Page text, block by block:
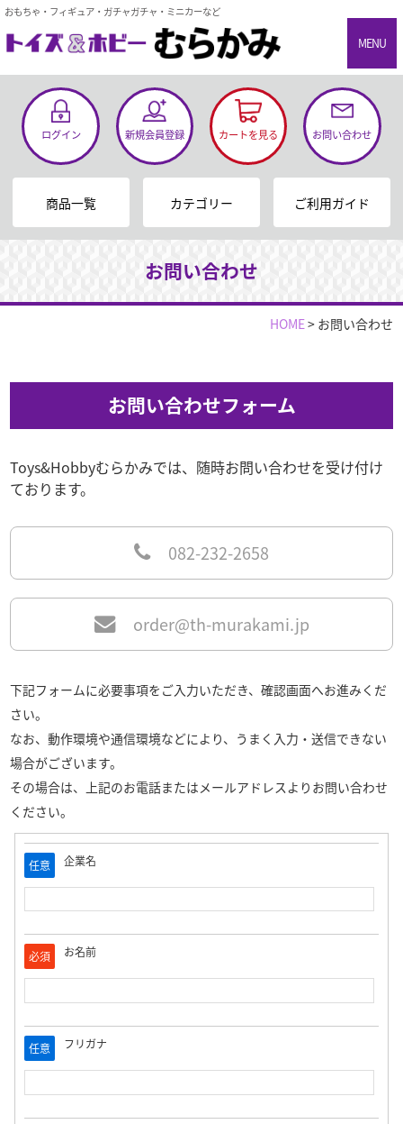
おもちゃ・フィギュア・ガチャガチャ・ミニカーなど
MENU
ログイン 新規会員登録 カートを見る お問い合わせ
商品一覧 カテゴリー ご利用ガイド
お問い合わせ
HOME> お問い合わせ
お問い合わせフォーム
Toys&Hobbyむらかみでは、随時お問い合わせを受け付け
ております。
082-232-2658
order@th-murakami.jp
下記フォームに必要事項をご入力いただき、確認画面へお進みくだ
さい。
なお、動作環境や通信環境などにより、うまく入力・送信できない
場合がございます。
その場合は、上記のお電話またはメールアドレスよりお問い合わせ
ください。
任意 企業名
必須 お名前
任意 フリガナ